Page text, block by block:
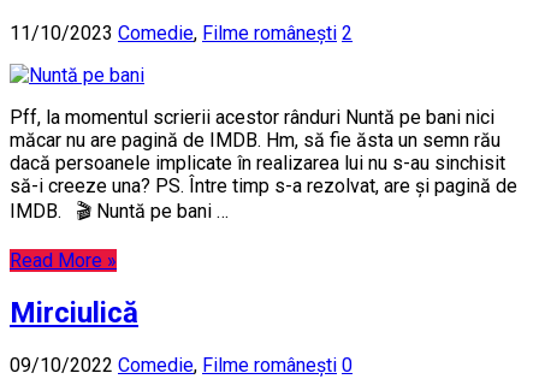
11/10/2023 Comedie, Filme românești 2
Pff, la momentul scrierii acestor rânduri Nuntă pe bani nici
măcar nu are pagină de IMDB. Hm, să fie ăsta un semn rău
dacă persoanele implicate în realizarea lui nu s-au sinchisit
să-i creeze una? PS. Între timp s-a rezolvat, are și pagină de
IMDB. 🎬 Nuntă pe bani …
Read More »
Mirciulică
09/10/2022 Comedie, Filme românești 0